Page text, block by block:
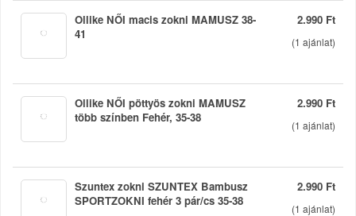
2.990 Ft
(1 ajánlat)
Ollike NŐI macis zokni MAMUSZ 38-
41
2.990 Ft
(1 ajánlat)
Ollike NŐI pöttyös zokni MAMUSZ
több színben Fehér, 35-38
2.990 Ft
(1 ajánlat)
Szuntex zokni SZUNTEX Bambusz
SPORTZOKNI fehér 3 pár/cs 35-38